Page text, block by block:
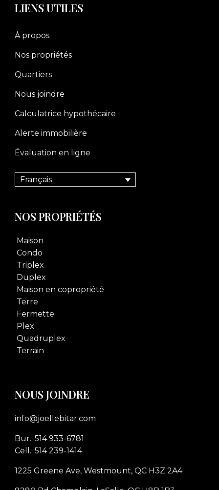
LIENS UTILES
À propos
Nos propriétés
Quartiers
Nous joindre
Calculatrice hypothécaire
Alerte immobilière
Évaluation en ligne
Français
NOS PROPRIÉTÉS
Maison
Condo
Triplex
Duplex
Maison en copropriété
Terre
Fermette
Plex
Quadruplex
Terrain
NOUS JOINDRE
info@joellebitar.com
Bur.: 514 933-6781
Cell.: 514 239-1414
1225 Greene Ave, Westmount, QC H3Z 2A4